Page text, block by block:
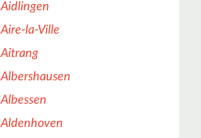
Aidlingen
Aire-la-Ville
Aitrang
Albershausen
Albessen
Aldenhoven